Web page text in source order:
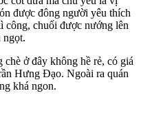
được đông người yêu thích
công, chuối được nướng lên
ngọt.
chè ở đây không hề rẻ, có giá
Hưng Đạo. Ngoài ra quán
khá ngon.